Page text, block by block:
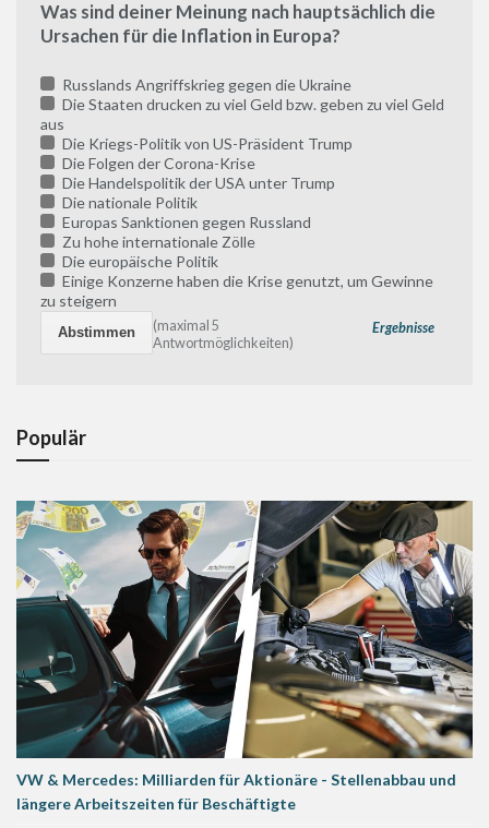
Was sind deiner Meinung nach hauptsächlich die
Ursachen für die Inflation in Europa?
Russlands Angriffskrieg gegen die Ukraine
Die Staaten drucken zu viel Geld bzw. geben zu viel Geld
aus
Die Kriegs-Politik von US-Präsident Trump
Die Folgen der Corona-Krise
Die Handelspolitik der USA unter Trump
Die nationale Politik
Europas Sanktionen gegen Russland
Zu hohe internationale Zölle
Die europäische Politik
Einige Konzerne haben die Krise genutzt, um Gewinne
zu steigern
Ergebnisse
(maximal 5
Antwortmöglichkeiten)
Populär
VW & Mercedes: Milliarden für Aktionäre - Stellenabbau und
längere Arbeitszeiten für Beschäftigte